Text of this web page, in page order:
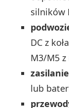
silników
DC z
M3/M5
zasilanie
lub